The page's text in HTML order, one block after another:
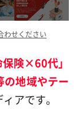
わせください
保険×60代」
地域やテー
アです。